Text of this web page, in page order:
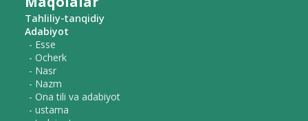
Tahliliy-tanqidiy
Adabiyot
- Esse
- Ocherk
- Nasr
- Nazm
- Ona tili va adabiyot
- ustama